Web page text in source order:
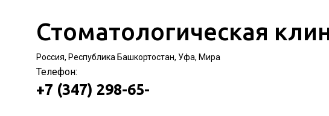
Стоматологическая
Россия, Республика Башкортостан, Уфа, Мира
Телефон:
+7 (347) 298-65-